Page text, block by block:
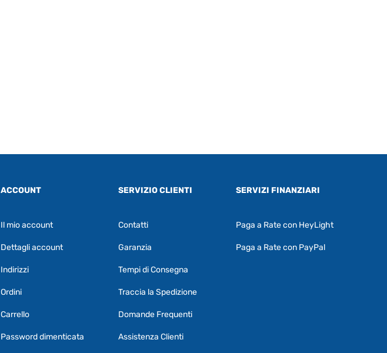
ACCOUNT
Il mio account
Dettagli account
Indirizzi
Ordini
Carrello
Password dimenticata
SERVIZIO CLIENTI
Contatti
Garanzia
Tempi di Consegna
Traccia la Spedizione
Domande Frequenti
Assistenza Clienti
SERVIZI FINANZIARI
Paga a Rate con HeyLight
Paga a Rate con PayPal
RF Assist
Puoi chiedermi informazioni generali o
specifiche su certi prodotti.
prodotto